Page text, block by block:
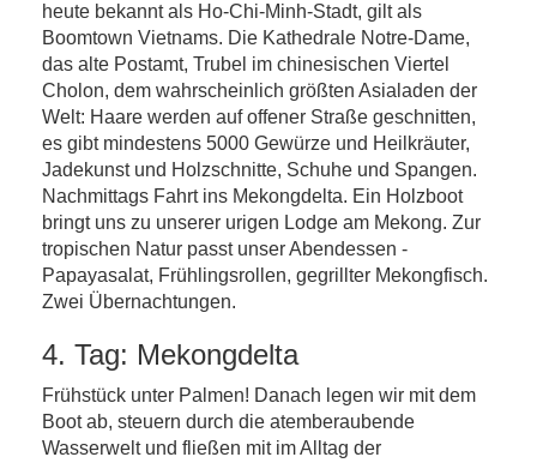
heute bekannt als Ho-Chi-Minh-Stadt, gilt als
Boomtown Vietnams. Die Kathedrale Notre-Dame,
das alte Postamt, Trubel im chinesischen Viertel
Cholon, dem wahrscheinlich größten Asialaden der
Welt: Haare werden auf offener Straße geschnitten,
es gibt mindestens 5000 Gewürze und Heilkräuter,
Jadekunst und Holzschnitte, Schuhe und Spangen.
Nachmittags Fahrt ins Mekongdelta. Ein Holzboot
bringt uns zu unserer urigen Lodge am Mekong. Zur
tropischen Natur passt unser Abendessen -
Papayasalat, Frühlingsrollen, gegrillter Mekongfisch.
Zwei Übernachtungen.
4. Tag: Mekongdelta
Frühstück unter Palmen! Danach legen wir mit dem
Boot ab, steuern durch die atemberaubende
Wasserwelt und fließen mit im Alltag der